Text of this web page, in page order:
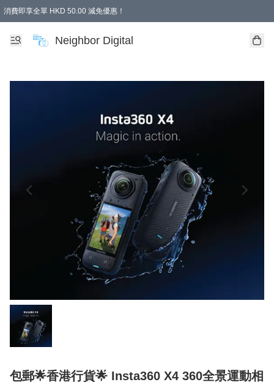
消費即享全單 HKD 50.00 減免優惠！
Neighbor Digital
包郵🌟香港行貨🌟 Insta360 X4 360全景運動相